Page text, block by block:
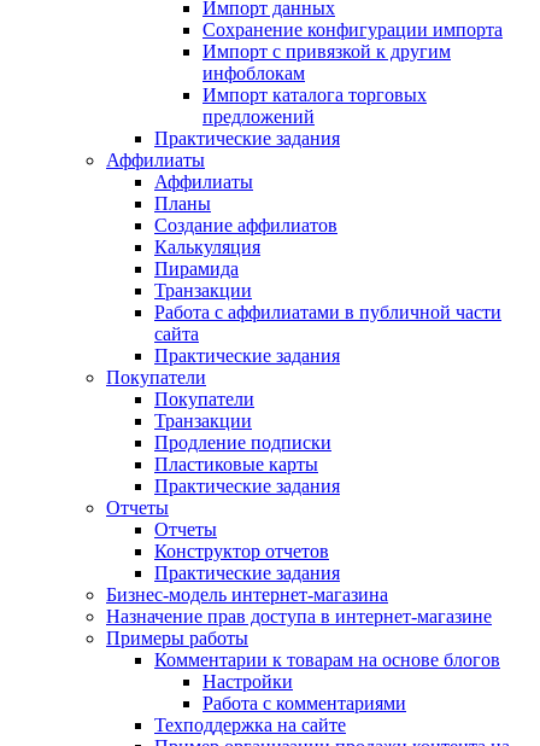
Импорт данных
Сохранение конфигурации импорта
Импорт с привязкой к другим
инфоблокам
Импорт каталога торговых
предложений
Практические задания
Аффилиаты
Аффилиаты
Планы
Создание аффилиатов
Калькуляция
Пирамида
Транзакции
Работа с аффилиатами в публичной части
сайта
Практические задания
Покупатели
Покупатели
Транзакции
Продление подписки
Пластиковые карты
Практические задания
Отчеты
Отчеты
Конструктор отчетов
Практические задания
Бизнес-модель интернет-магазина
Назначение прав доступа в интернет-магазине
Примеры работы
Комментарии к товарам на основе блогов
Настройки
Работа с комментариями
Техподдержка на сайте